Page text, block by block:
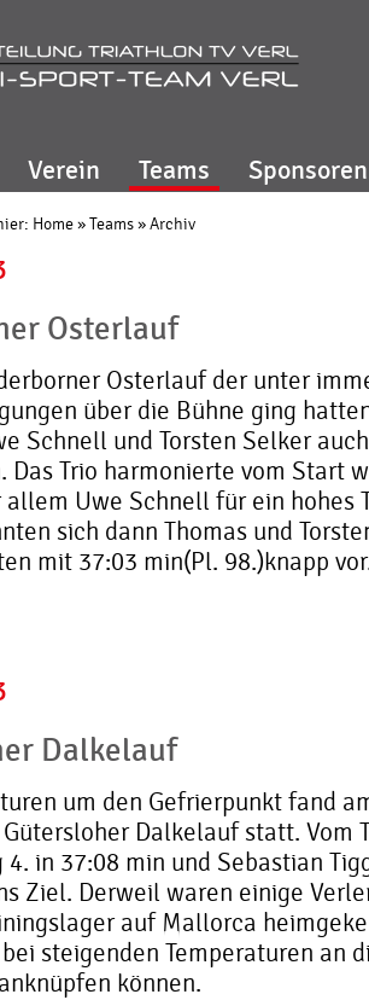
Verein Teams Sponsoren
Home»Teams»Archiv
Osterlauf
Osterlauf der unter
über die Bühne ging
Schnell und Torsten Selker
Das Trio harmonierte vom Start
allem Uwe Schnell für ein hohes
sich dann Thomas und
mit 37:03 min(Pl. 98.)knapp
Dalkelauf
um den Gefrierpunkt fand
Dalkelauf statt. Vom
4. in 37:08 min und Sebastian
Ziel. Derweil waren einige
auf Mallorca
steigenden Temperaturen an
können.